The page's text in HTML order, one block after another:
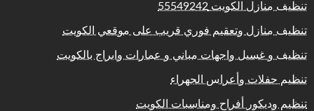
تنظيف منازل الكويت 55549242
تنظيف منازل وتعقيم فوري قريب على موقعي الكويت
تنظيف و غسيل واجهات مباني و عمارات وابراج بالكويت
تنظيم حفلات وأعراس الجهراء
تنظيم وديكور أفراح ومناسبات الكويت